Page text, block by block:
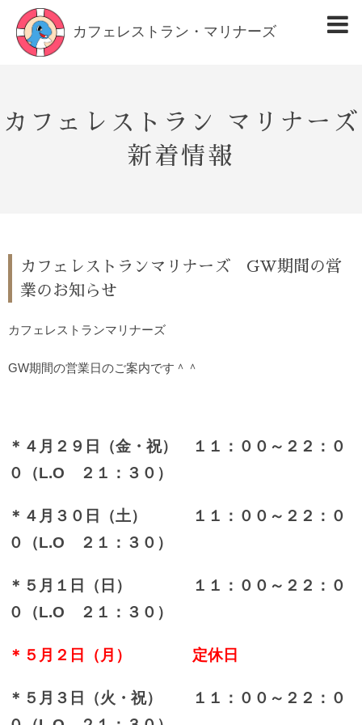
カフェレストラン・マリナーズ
カフェレストラン マリナーズ
新着情報
カフェレストランマリナーズ GW期間の営
業のお知らせ
カフェレストランマリナーズ
GW期間の営業日のご案内です＾＾
＊４月２９日（金・祝） １１：００～２２：０
０（L.О ２１：３０）
＊４月３０日（土） １１：００～２２：０
０（L.О ２１：３０）
＊５月１日（日） １１：００～２２：０
０（L.О ２１：３０）
＊５月２日（月） 定休日
＊５月３日（火・祝） １１：００～２２：０